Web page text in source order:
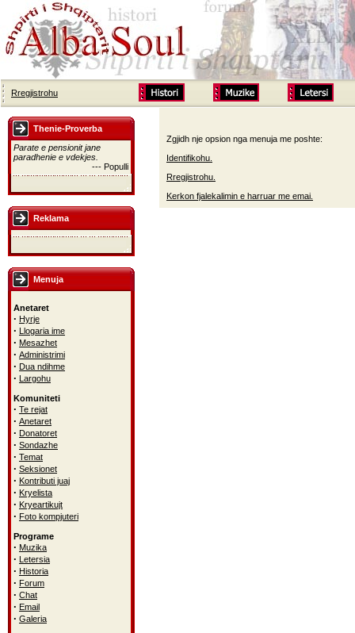
Rregjistrohu
Thenie-Proverba
Parate e pensionit jane
paradhenie e vdekjes.
--- Populli
Reklama
Menuja
Anetaret
· Hyrje
· Llogaria ime
· Mesazhet
· Administrimi
· Dua ndihme
· Largohu
Komuniteti
· Te rejat
· Anetaret
· Donatoret
· Sondazhe
· Temat
· Seksionet
· Kontributi juaj
· Kryelista
· Kryeartikujt
· Foto kompjuteri
Programe
· Muzika
· Letersia
· Historia
· Forum
· Chat
· Email
· Galeria
Zgjidh nje opsion nga menuja me poshte:
Identifikohu.
Rregjistrohu.
Kerkon fjalekalimin e harruar me emai.